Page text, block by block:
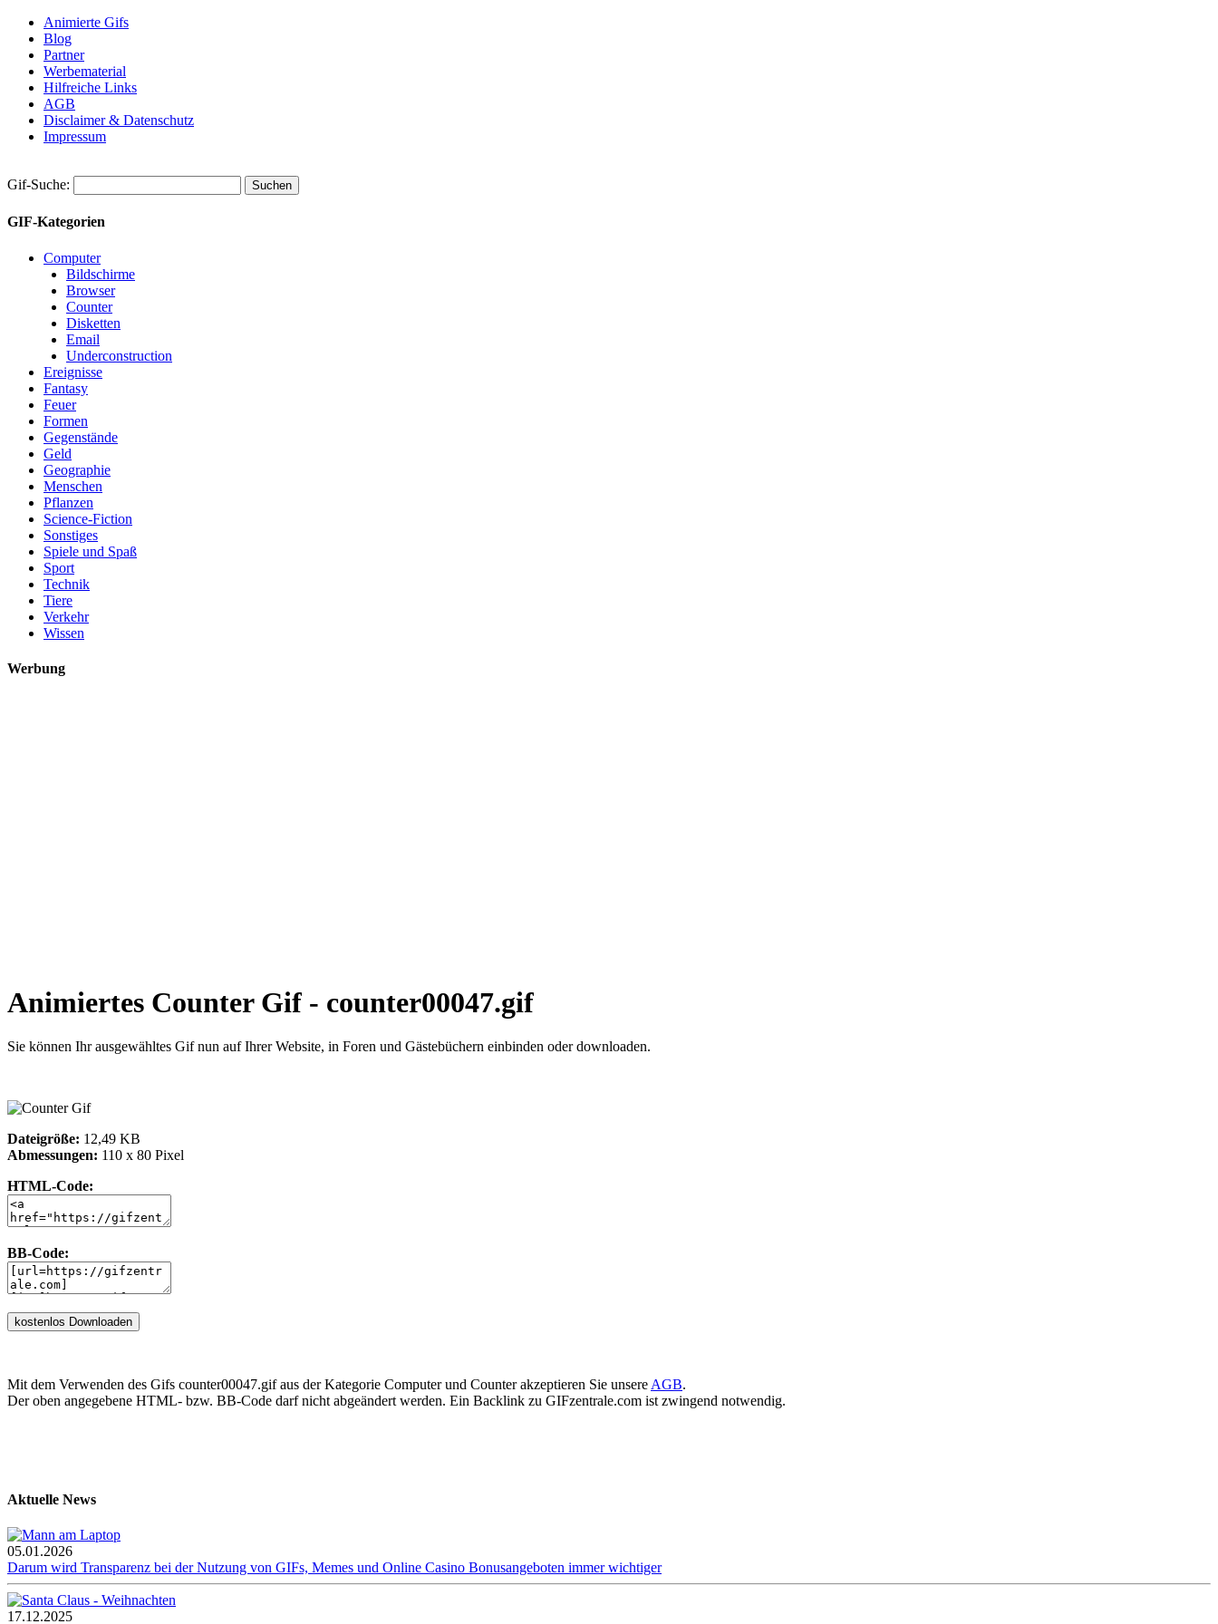
Animierte Gifs
Blog
Partner
Werbematerial
Hilfreiche Links
AGB
Disclaimer & Datenschutz
Impressum
Gif-Suche:
GIF-Kategorien
Computer
Bildschirme
Browser
Counter
Disketten
Email
Underconstruction
Ereignisse
Fantasy
Feuer
Formen
Gegenstände
Geld
Geographie
Menschen
Pflanzen
Science-Fiction
Sonstiges
Spiele und Spaß
Sport
Technik
Tiere
Verkehr
Wissen
Werbung
Animiertes Counter Gif - counter00047.gif
Sie können Ihr ausgewähltes Gif nun auf Ihrer Website, in Foren und Gästebüchern einbinden oder downloaden.
Dateigröße: 12,49 KB
Abmessungen: 110 x 80 Pixel
HTML-Code:
BB-Code:
Mit dem Verwenden des Gifs counter00047.gif aus der Kategorie Computer und Counter akzeptieren Sie unsere AGB.
Der oben angegebene HTML- bzw. BB-Code darf nicht abgeändert werden. Ein Backlink zu GIFzentrale.com ist zwingend notwendig.
Aktuelle News
05.01.2026
Darum wird Transparenz bei der Nutzung von GIFs, Memes und Online Casino Bonusangeboten immer wichtiger
17.12.2025